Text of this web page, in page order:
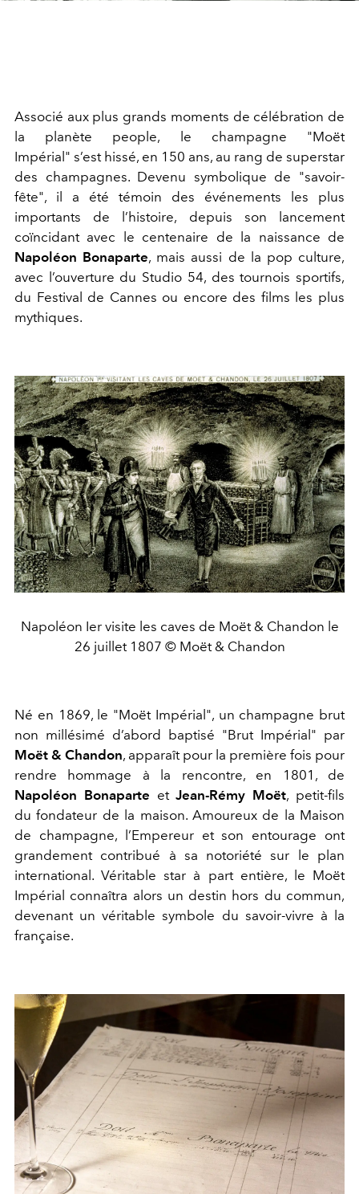
Associé aux plus grands moments de célébration de
la planète people, le champagne "Moët
Impérial" s’est hissé, en 150 ans, au rang de superstar
des champagnes. Devenu symbolique de "savoir-
fête", il a été témoin des événements les plus
importants de l’histoire, depuis son lancement
coïncidant avec le centenaire de la naissance de
Napoléon Bonaparte, mais aussi de la pop culture,
avec l’ouverture du Studio 54, des tournois sportifs,
du Festival de Cannes ou encore des films les plus
mythiques.
Napoléon Ier visite les caves de Moët & Chandon le
26 juillet 1807 © Moët & Chandon
Né en 1869, le "Moët Impérial", un champagne brut
non millésimé d’abord baptisé "Brut Impérial" par
Moët & Chandon, apparaît pour la première fois pour
rendre hommage à la rencontre, en 1801, de
Napoléon Bonaparte etJean-Rémy Moët, petit-fils
du fondateur de la maison. Amoureux de la Maison
de champagne, l’Empereur et son entourage ont
grandement contribué à sa notoriété sur le plan
international. Véritable star à part entière, le Moët
Impérial connaîtra alors un destin hors du commun,
devenant un véritable symbole du savoir-vivre à la
française.